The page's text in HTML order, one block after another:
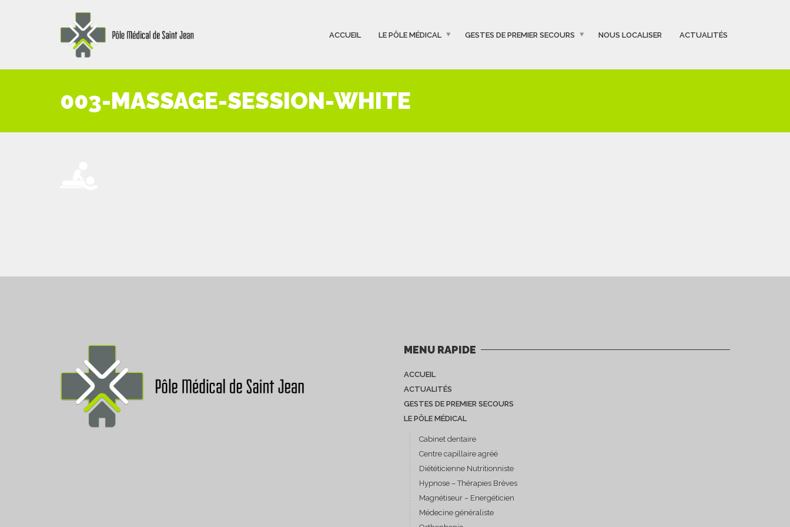
ACCUEIL LE PÔLE MÉDICAL GESTES DE PREMIER SECOURS NOUS LOCALISER ACTUALITÉS
003-MASSAGE-SESSION-WHITE
MENU RAPIDE
ACCUEIL
ACTUALITÉS
GESTES DE PREMIER SECOURS
LE PÔLE MÉDICAL
Cabinet dentaire
Centre capillaire agréé
Diététicienne Nutritionniste
Hypnose – Thérapies Brèves
Magnétiseur – Energéticien
Médecine généraliste